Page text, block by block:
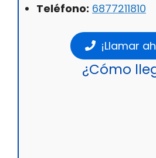
Teléfono: 6877211810
¡Llamar
¿Cómo